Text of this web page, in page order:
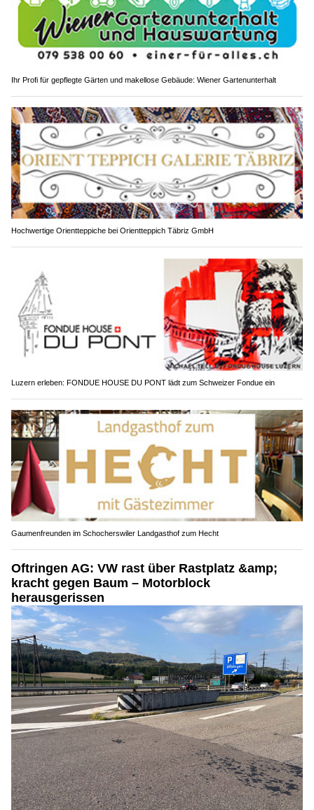
Ihr Profi für gepflegte Gärten und makellose Gebäude: Wiener Gartenunterhalt
Hochwertige Orientteppiche bei Orientteppich Täbriz GmbH
Luzern erleben: FONDUE HOUSE DU PONT lädt zum Schweizer Fondue ein
Gaumenfreunden im Schocherswiler Landgasthof zum Hecht
Oftringen AG: VW rast über Rastplatz &amp;
kracht gegen Baum – Motorblock
herausgerissen